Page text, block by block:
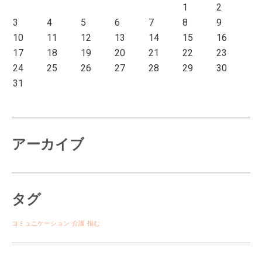
1
2
3
4 5 6 7 8
9
10
11 12 13 14 15
16
17
18 19 20 21 22
23
24
25 26 27 28 29
30
31
アーカイブ
タグ
コミュニケーション 介護 拒む